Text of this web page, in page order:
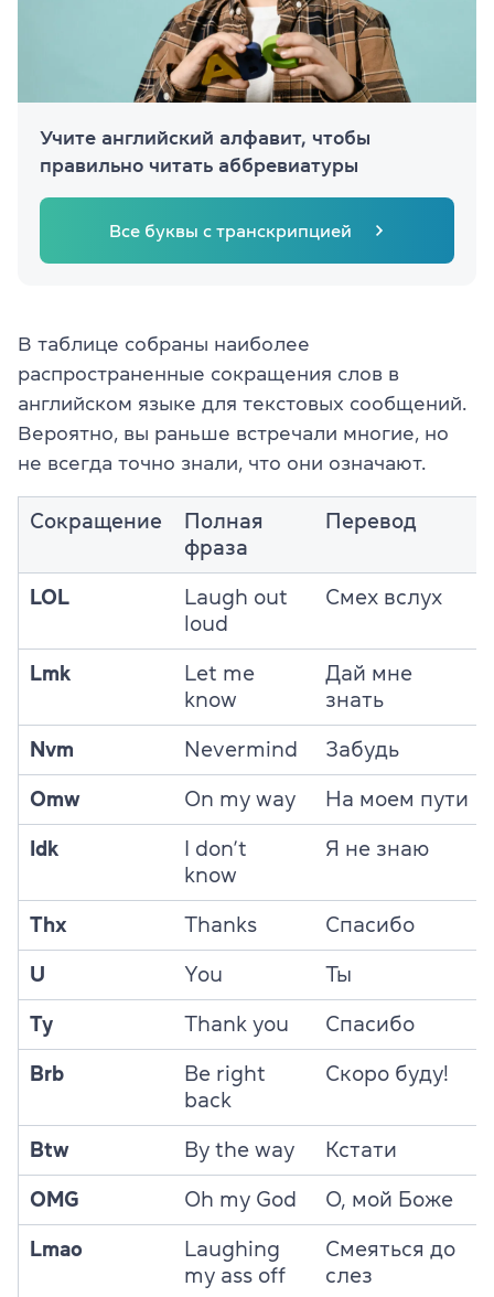
Учите английский алфавит, чтобы
правильно читать аббревиатуры
Все буквы с транскрипцией
В таблице собраны наиболее
распространенные сокращения слов в
английском языке для текстовых сообщений.
Вероятно, вы раньше встречали многие, но
не всегда точно знали, что они означают.
Сокращение
Полная
фраза
Перевод
LOL
Laugh out
loud
Смех вслух
Lmk
Let me
know
Дай мне
знать
Nvm Nevermind Забудь
Omw On my way На моем пути
Idk
I don’t
know
Я не знаю
Thx Thanks Спасибо
U You Ты
Ty Thank you Спасибо
Brb
Be right
back
Скоро буду!
Btw By the way Кстати
OMG Oh my God О, мой Боже
Lmao
Laughing
my ass off
Смеяться до
слез